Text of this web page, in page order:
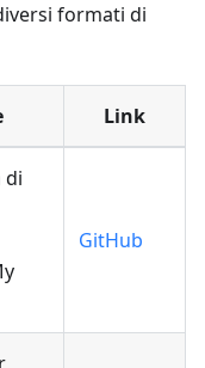
formati di
Link
di
GitHub